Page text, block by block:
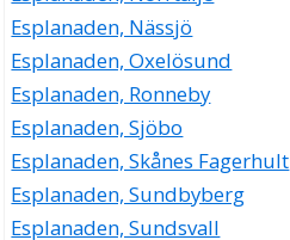
Esplanaden, Nässjö
Esplanaden, Oxelösund
Esplanaden, Ronneby
Esplanaden, Sjöbo
Esplanaden, Skånes Fagerhult
Esplanaden, Sundbyberg
Esplanaden, Sundsvall